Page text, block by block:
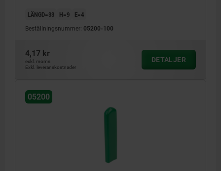
LÄNGD=33 H=9 E=4
Beställningsnummer: 05200-100
4,17 kr
exkl. moms
Exkl. leveranskostnader
DETALJER
05200